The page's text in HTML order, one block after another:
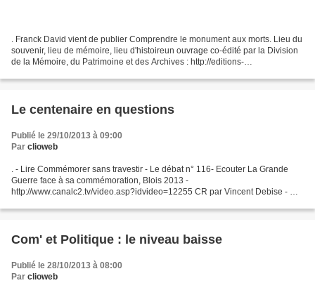
. Franck David vient de publier Comprendre le monument aux morts. Lieu du
souvenir, lieu de mémoire, lieu d'histoireun ouvrage co-édité par la Division
de la Mémoire, du Patrimoine et des Archives : http://editions-
Le centenaire en questions
Publié le 29/10/2013 à 09:00
Par clioweb
. - Lire Commémorer sans travestir - Le débat n° 116- Ecouter La Grande
Guerre face à sa commémoration, Blois 2013 -
http://www.canalc2.tv/video.asp?idvideo=12255 CR par Vincent Debise - CR
Com' et Politique : le niveau baisse
Publié le 28/10/2013 à 08:00
Par clioweb